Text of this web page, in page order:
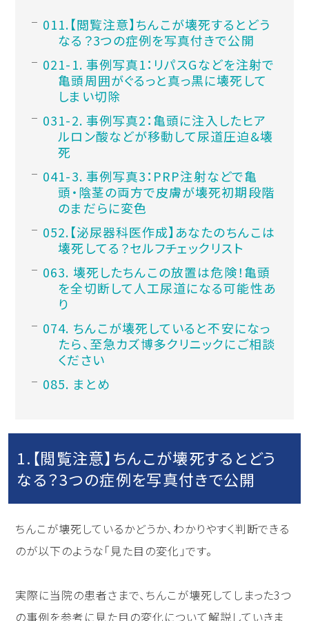
1.【閲覧注意】ちんこが壊死するとどう
なる？3つの症例を写真付きで公開
1-1. 事例写真1：リパスGなどを注射で
亀頭周囲がぐるっと真っ黒に壊死して
しまい切除
1-2. 事例写真2：亀頭に注入したヒア
ルロン酸などが移動して尿道圧迫&壊
死
1-3. 事例写真3：PRP注射などで亀
頭・陰茎の両方で皮膚が壊死初期段階
のまだらに変色
2.【泌尿器科医作成】あなたのちんこは
壊死してる？セルフチェックリスト
3. 壊死したちんこの放置は危険！亀頭
を全切断して人工尿道になる可能性あ
り
4. ちんこが壊死していると不安になっ
たら、至急カズ博多クリニックにご相談
ください
5. まとめ
1.【閲覧注意】ちんこが壊死するとどう
なる？3つの症例を写真付きで公開
ちんこが壊死しているかどうか、わかりやすく判断できる
のが以下のような「見た目の変化」です。
実際に当院の患者さまで、ちんこが壊死してしまった3つ
の事例を参考に見た目の変化について解説していきま